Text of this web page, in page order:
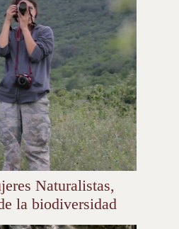
Naturalistas,
la biodiversidad